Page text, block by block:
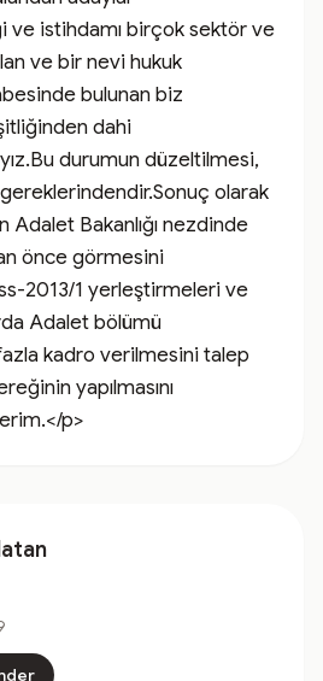
ve istihdamı birçok sektör ve
ve bir nevi hukuk
bulunan biz
dahi
durumun düzeltilmesi,
olarak
Adalet Bakanlığı nezdinde
önce görmesini
2013/1 yerleştirmeleri ve
Adalet bölümü
kadro verilmesini talep
yapılmasını
p>